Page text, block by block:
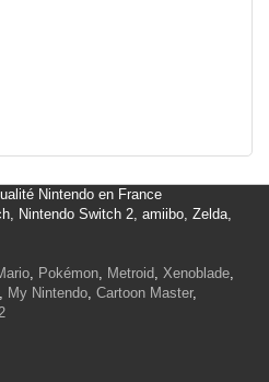
Nintendo en France
Nintendo Switch 2, amiibo, Zelda,
, Pokémon, Metroid, Xenoblade,
, My Nintendo, Cartoon Master,